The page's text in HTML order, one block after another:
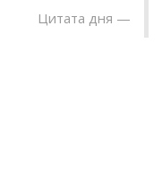
Цитата дня